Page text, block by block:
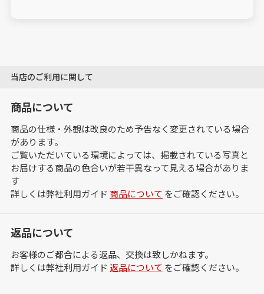
当店のご利用に関して
商品について
商品の仕様・外観は改良のため予告なく変更されている場合
があります。
ご覧いただいている環境によっては、掲載されている写真と
お届けする商品の色合いが若干異なって見える場合がありま
す
詳しくは弊社利用ガイド 商品について をご確認ください。
返品について
お客様のご都合による返品、交換は致しかねます。
詳しくは弊社利用ガイド 返品について をご確認ください。